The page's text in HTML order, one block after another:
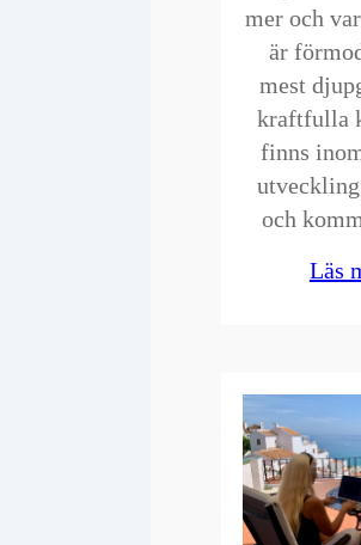
mer och
är
mest
kraftfulla
finns
och
Läs